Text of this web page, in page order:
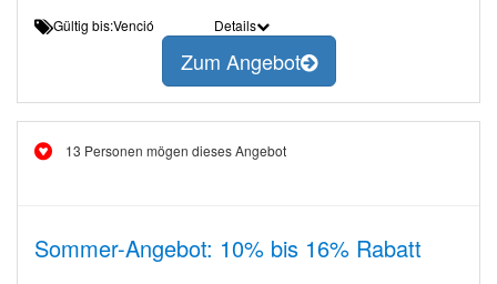
Gültig bis:Venció Details
Zum Angebot
13 Personen mögen dieses Angebot
Sommer-Angebot: 10% bis 16% Rabatt